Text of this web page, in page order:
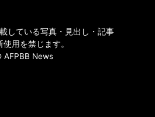
している写真・見出し・記事
使用を禁じます。
AFPBB News